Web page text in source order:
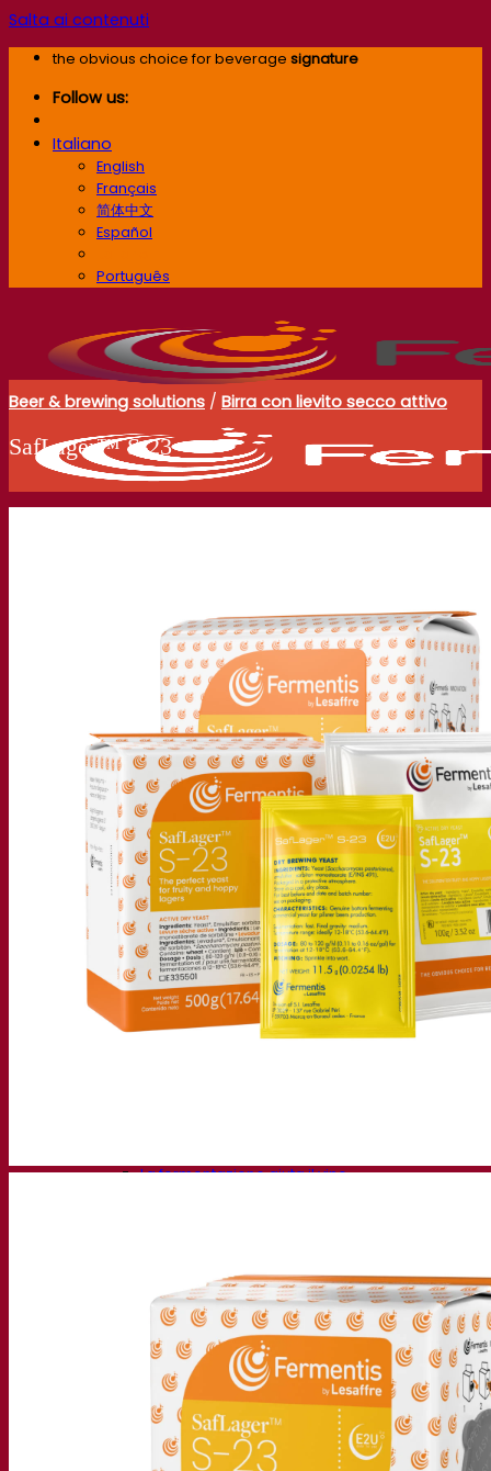
Salta ai contenuti
the obvious choice for beverage signature
Follow us:
Italiano
English
Français
简体中文
Español
Português
Esperto di fermentazione
Il Campus Fermentis
Un team appassionato
Sostenere la creatività
Gruppo Lesaffre
Ricerca e sviluppo
Caratterizzazione del prodotto
Sviluppo del prodotto
I nostri marchi
SafYeast™
All In 1
Fermentis Academy™
Altri servizi
Produzione in conto terzi
Degustazioni di bevande
Soluzioni per la fermentazione
Birra
Birra con lievito secco attivo
La fermentazione aiuta la birra
La fermentazione aiuta il vino
Lievito secco attivo per distillati
Altre bevande
Lievito secco attivo altri
Kvas
Sorgo
Caffè
Fermentis Academy™
Fermentis Academy™
Beer & brewing solutions / Birra con lievito secco attivo
SafLager™ S-23